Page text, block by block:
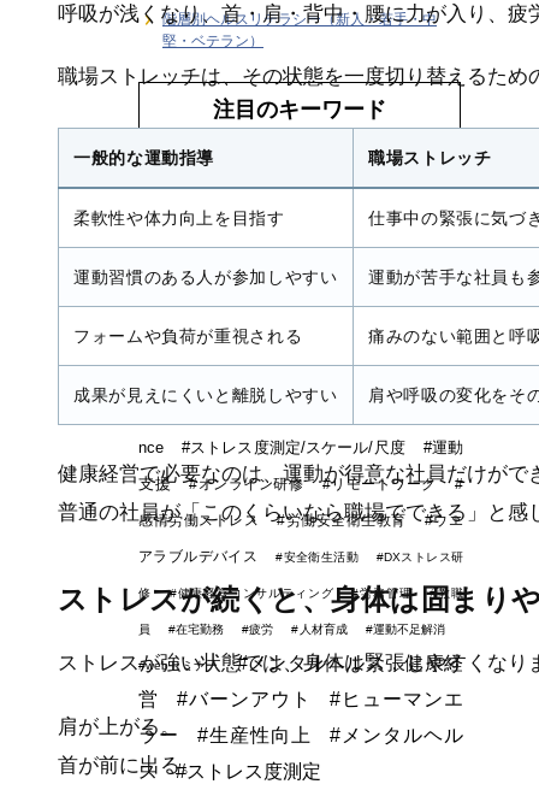
呼吸が浅くなり、首・肩・背中・腰に力が入り、
職場ストレッチは、その状態を一度切り替えるため
一般的な運動指導 職場ストレッチ
柔軟性や体力向上を目指す 仕事中の緊張に気づ
運動習慣のある人が参加しやすい 運動が苦手な社員も
フォームや負荷が重視される 痛みのない範囲と呼
成果が見えにくいと離脱しやすい 肩や呼吸の変化をそ
健康経営で必要なのは、運動が得意な社員だけがで
普通の社員が「このくらいなら職場でできる」と感
ストレスが続くと、身体は固まり
ストレスが強い状態では、身体は緊張しやすくなり
肩が上がる。
首が前に出る。
階層別ヘルスリテラシー（新人・若手・中
堅・ベテラン）
注目のキーワード
#ストレス
#ストレスマネジ
メント
#ストレスケア
#スト
ストレス管理
#健康管理
#タニカ
ス，ストレス，研修，健康経営
nce
#ストレス度測定/スケール/尺度
#運動
支援
#オンライン研修 #リモートワーク #
感情労働ストレス #労働安全衛生教育 #ウエ
アラブルデバイス #安全衛生活動 #DXストレス研
修 #健康経営コンサルティング #労務管理 #教職
員 #在宅勤務 #疲労 #人材育成 #運動不足解消
#webセミナー
#メンタルヘルス，健康経
営
#バーンアウト
#ヒューマンエ
ラー
#生産性向上
#メンタルヘル
ス
#ストレス度測定